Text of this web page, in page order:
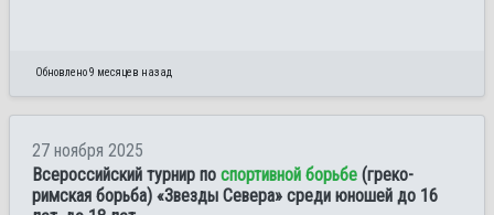
Обновлено 9 месяцев назад
27 ноября 2025
Всероссийский турнир по спортивной борьбе (греко-
римская борьба) «Звезды Севера» среди юношей до 16